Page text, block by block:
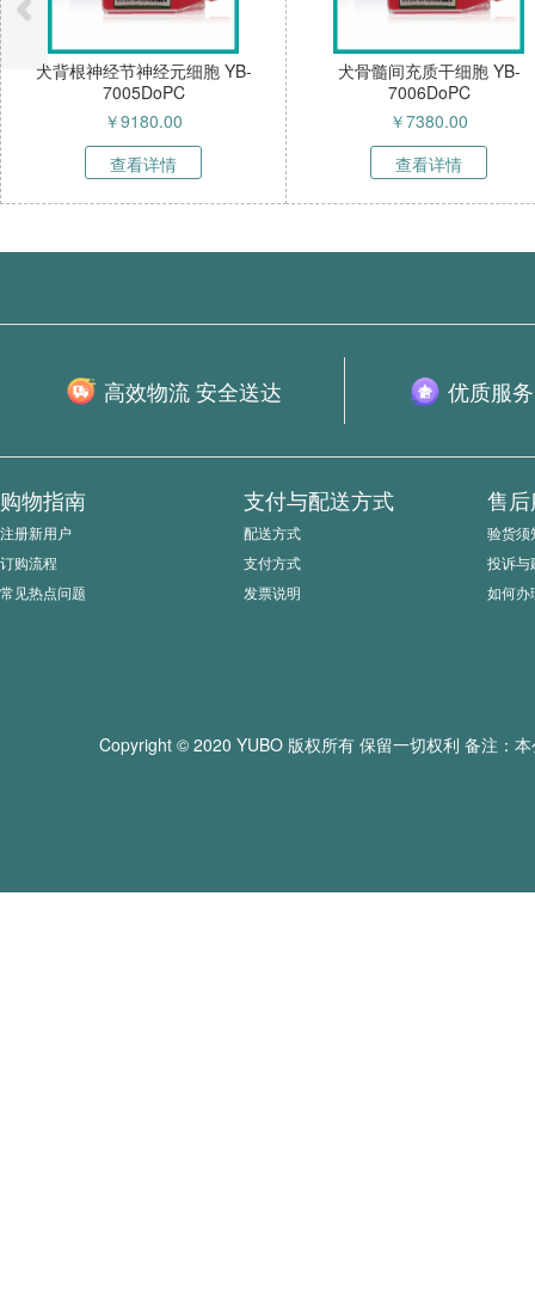
节神经元细胞 YB-
查看详情
犬骨髓间充质干细胞 YB-
7006DoPC
￥
查看详情
犬
高效物流 安全送达 优质服
购物指南
注册新用户
订购流程
常见热点问题
支付与配送方式
配送方式
支付方式
发票说明
售
验货须
投诉与
如何办
Copyright © 2020 YUBO 版权所有 保留一切权利 备注：